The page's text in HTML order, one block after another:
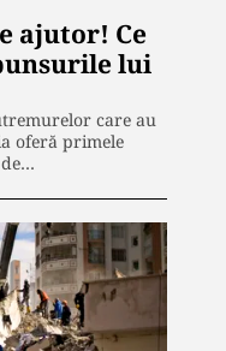
ajutor! Ce
lui
care au
oferă primele